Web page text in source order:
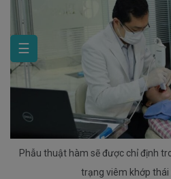
☰
Phẫu thuật hàm sẽ được chỉ định
trạng viêm khớp thái